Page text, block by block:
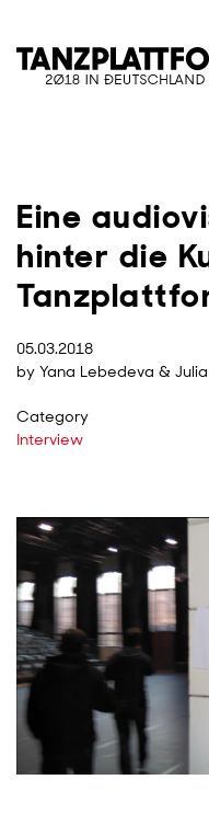
main
content
Eine
hinter die
05.03.2018
by Yana Lebedeva &
Category
Interview